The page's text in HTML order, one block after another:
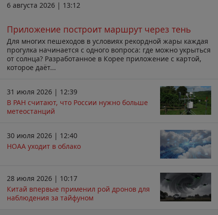
6 августа 2026 | 13:12
Приложение построит маршрут через тень
Для многих пешеходов в условиях рекордной жары каждая
прогулка начинается с одного вопроса: где можно укрыться
от солнца? Разработанное в Корее приложение с картой,
которое даёт...
31 июля 2026 | 12:39
В РАН считают, что России нужно больше
метеостанций
30 июля 2026 | 12:40
НОАА уходит в облако
28 июля 2026 | 10:17
Китай впервые применил рой дронов для
наблюдения за тайфуном